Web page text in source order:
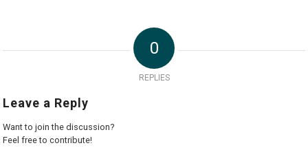
0
REPLIES
Leave a Reply
Want to join the discussion?
Feel free to contribute!